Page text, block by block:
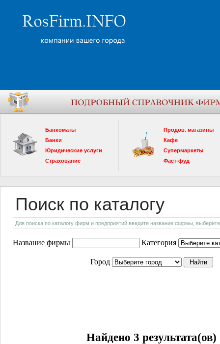
Банкоматы
Банки
Юридические услуги
Страхование
Продов. магазины
Кафе
Супермаркеты
Фаст-фуд
Поиск по каталогу
Для поиска по каталогу фирм и предприятий введите название фирмы, выберите
Название фирмы Категория
Город
Найдено 3 результата(ов)